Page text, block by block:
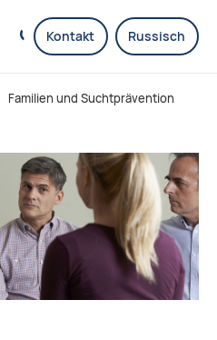
Kontakt Russisch
Familien und Suchtprävention